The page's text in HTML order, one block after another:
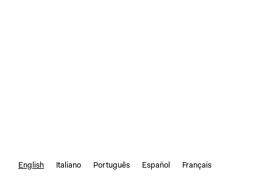
English Italiano Português Español Français